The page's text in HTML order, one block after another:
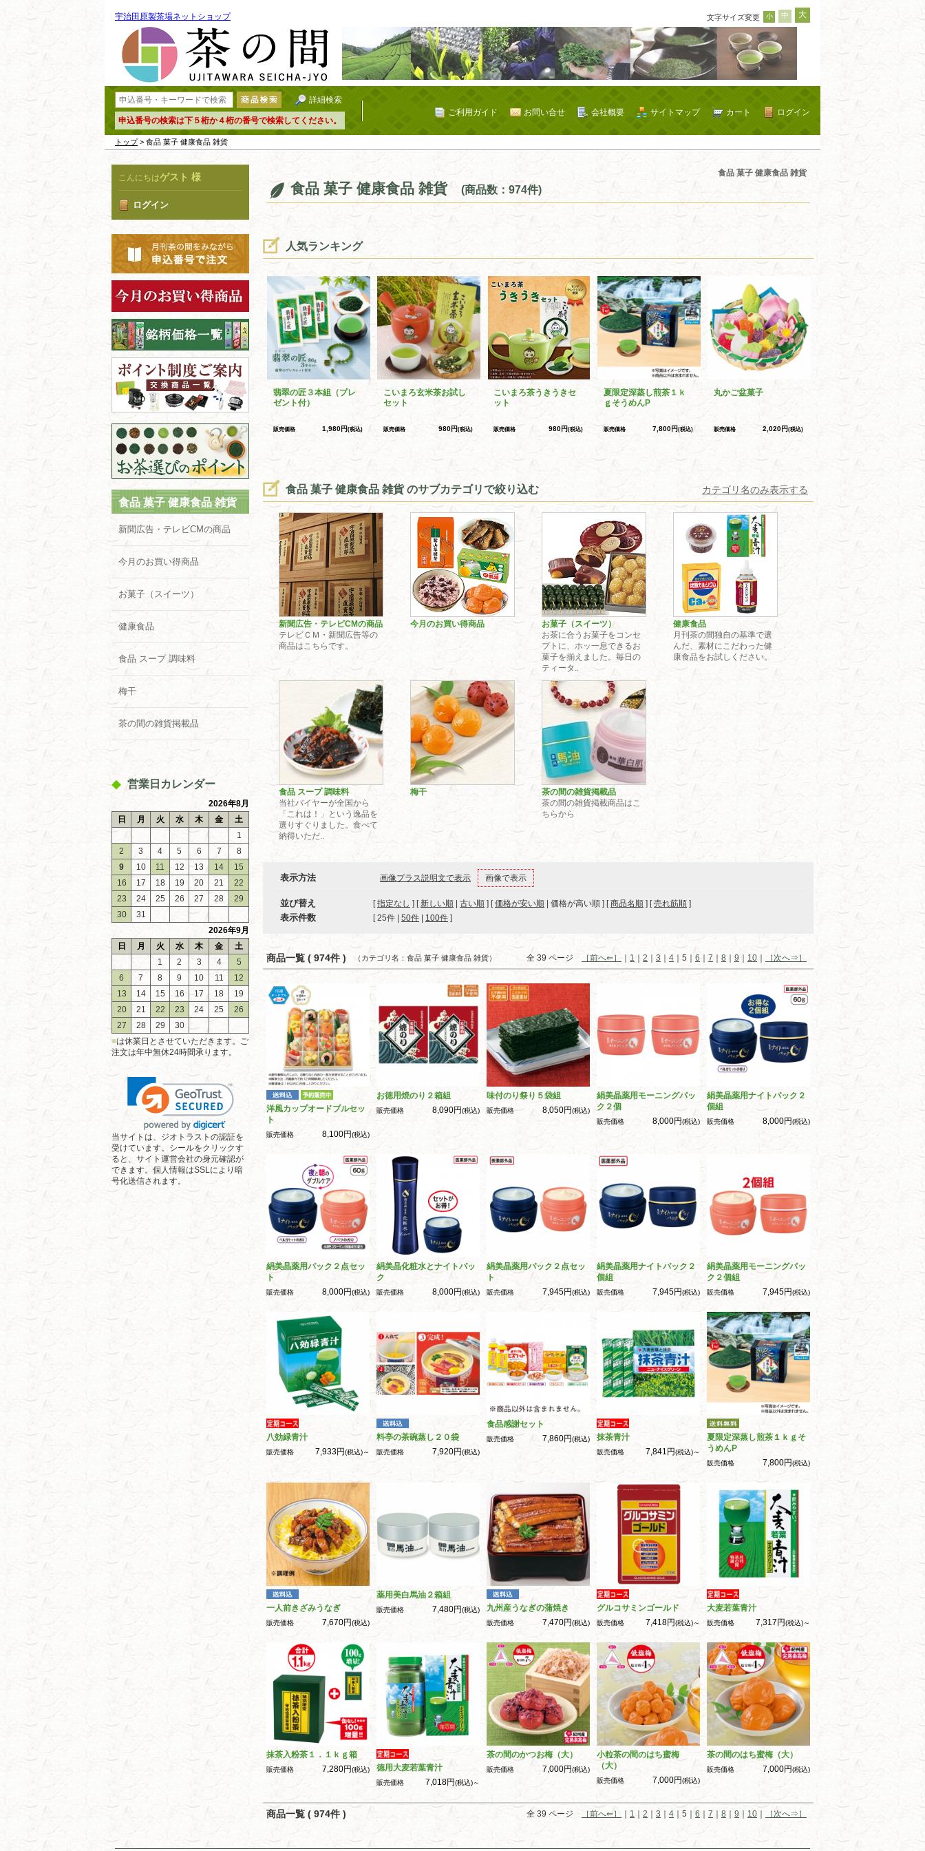
宇治田原製茶場ネットショップ 文字サイズ変更 小 中 大
詳細検索
申込番号の検索は下５桁か４桁の番号で検索してください。
ログイン
カート
サイトマップ
会社概要
お問い合せ
ご利用ガイド
トップ> 食品 菓子 健康食品 雑貨
こんにちはゲスト 様
ログイン
食品 菓子 健康食品 雑貨
新聞広告・テレビCMの商品
今月のお買い得商品
お菓子（スイーツ）
健康食品
食品 スープ 調味料
梅干
茶の間の雑貨掲載品
営業日カレンダー
2026年8月
日
月 火 水 木 金
土
1
2
3 4 5 6 7
8
9
10 11 12 13 14
15
16
17 18 19 20 21
22
23
24 25 26 27 28
29
30
31
2026年9月
日
月 火 水 木 金
土
1
2 3 4
5
6
7 8 9 10 11
12
13
14 15 16 17 18
19
20
21 22 23 24 25
26
27
28 29
30
■は休業日とさせていただきます。ご
注文は年中無休24時間承ります。
当サイトは、ジオトラストの認証を
受けています。シールをクリックす
ると、サイト運営会社の身元確認が
できます。個人情報はSSLにより暗
号化送信されます。
食品 菓子 健康食品 雑貨
食品 菓子 健康食品 雑貨 (商品数：974件)
人気ランキング
翡翠の匠３本組（プレ
ゼント付）
販売価格 1,980円(税込)
こいまろ玄米茶お試し
セット
販売価格 980円(税込)
こいまろ茶うきうきセ
ット
販売価格 980円(税込)
夏限定深蒸し煎茶１ｋ
ｇそうめんP
販売価格 7,800円(税込)
丸かご盆菓子
販売価格 2,020円(税込)
食品 菓子 健康食品 雑貨 のサブカテゴリで絞り込む カテゴリ名のみ表示する
新聞広告・テレビCMの商品
テレビＣＭ・新聞広告等の
商品はこちらです。
今月のお買い得商品
お菓子（スイーツ）
お茶に合うお菓子をコンセ
プトに、ホッ一息できるお
菓子を揃えました。毎日の
ティータ..
健康食品
月刊茶の間独自の基準で選
んだ、素材にこだわった健
康食品をお試しください。
食品 スープ 調味料
当社バイヤーが全国から
「これは！」という逸品を
選りすぐりました。食べて
納得いただ..
梅干
茶の間の雑貨掲載品
茶の間の雑貨掲載商品はこ
ちらから
表示方法 画像プラス説明文で表示 画像で表示
並び替え [指定なし ] [ 新しい順 古い順 ] [価格が安い順 | 価格が高い順 ] [商品名順 ] [売れ筋順 ]
表示件数 [ 25件 50件 100件 ]
商品一覧 ( 974件 ) 全 39 ページ ［前へ⇐］ 1 2 3 4 ｜5｜ 6 7 8 9 10 ［次へ⇒］
（カテゴリ名：食品 菓子 健康食品 雑貨）
洋風カップオードブルセッ
ト
販売価格 8,100円(税込)
お徳用焼のり２箱組
販売価格 8,090円(税込)
味付のり祭り５袋組
販売価格 8,050円(税込)
絹美晶薬用モーニングパッ
ク２個
販売価格 8,000円(税込)
絹美晶薬用ナイトパック２
個組
販売価格 8,000円(税込)
絹美晶薬用パック２点セッ
ト
販売価格 8,000円(税込)
絹美晶化粧水とナイトパッ
ク
販売価格 8,000円(税込)
絹美晶薬用パック２点セッ
ト
販売価格 7,945円(税込)
絹美晶薬用ナイトパック２
個組
販売価格 7,945円(税込)
絹美晶薬用モーニングパッ
ク２個組
販売価格 7,945円(税込)
八効緑青汁
販売価格 7,933円(税込)～
料亭の茶碗蒸し２０袋
販売価格 7,920円(税込)
食品感謝セット
販売価格 7,860円(税込) 抹茶青汁
販売価格 7,841円(税込)～
夏限定深蒸し煎茶１ｋｇそ
うめんP
販売価格 7,800円(税込)
一人前きざみうなぎ
販売価格 7,670円(税込)
薬用美白馬油２箱組
販売価格 7,480円(税込) 九州産うなぎの蒲焼き
販売価格 7,470円(税込)
グルコサミンゴールド
販売価格 7,418円(税込)～
大麦若葉青汁
販売価格 7,317円(税込)～
抹茶入粉茶１．１ｋｇ箱
販売価格 7,280円(税込) 徳用大麦若葉青汁
販売価格 7,018円(税込)～
茶の間のかつお梅（大）
販売価格 7,000円(税込)
小粒茶の間のはち蜜梅
（大）
販売価格 7,000円(税込)
茶の間のはち蜜梅（大）
販売価格 7,000円(税込)
商品一覧 ( 974件 ) 全 39 ページ ［前へ⇐］ 1 2 3 4 ｜5｜ 6 7 8 9 10 ［次へ⇒］